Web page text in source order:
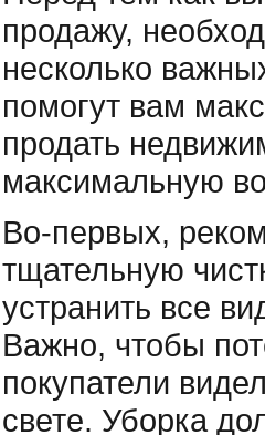
продажу,
несколько
помогут вам
продать
максимальную
Во-первых,
тщательную
устранить все
Важно, чтобы
покупатели
свете. Уборка